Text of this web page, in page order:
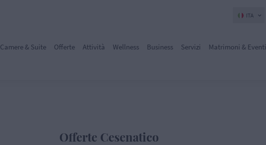
ITA
Camere & Suite Offerte Attività Wellness Business Servizi Matrimoni & Eventi
Offerte Cesenatico